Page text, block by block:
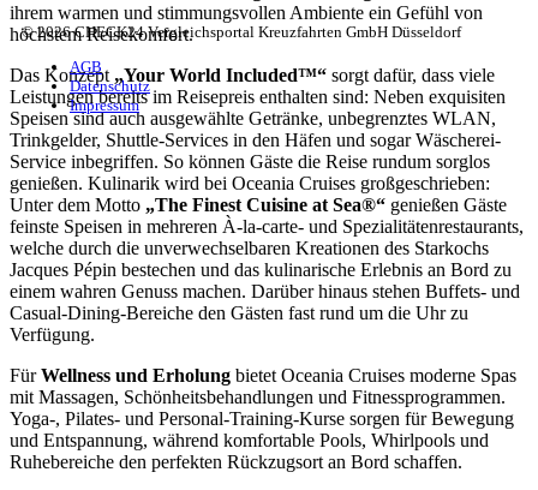
ihrem warmen und stimmungsvollen Ambiente ein Gefühl von
höchstem Reisekomfort.
Das Konzept „Your World Included™“ sorgt dafür, dass viele
Leistungen bereits im Reisepreis enthalten sind: Neben exquisiten
Speisen sind auch ausgewählte Getränke, unbegrenztes WLAN,
Trinkgelder, Shuttle-Services in den Häfen und sogar Wäscherei-
Service inbegriffen. So können Gäste die Reise rundum sorglos
genießen. Kulinarik wird bei Oceania Cruises großgeschrieben:
Unter dem Motto „The Finest Cuisine at Sea®“ genießen Gäste
feinste Speisen in mehreren À-la-carte- und Spezialitätenrestaurants,
welche durch die unverwechselbaren Kreationen des Starkochs
Jacques Pépin bestechen und das kulinarische Erlebnis an Bord zu
einem wahren Genuss machen. Darüber hinaus stehen Buffets- und
Casual-Dining-Bereiche den Gästen fast rund um die Uhr zu
Verfügung.
FürWellness und Erholung bietet Oceania Cruises moderne Spas
mit Massagen, Schönheitsbehandlungen und Fitnessprogrammen.
Yoga-, Pilates- und Personal-Training-Kurse sorgen für Bewegung
und Entspannung, während komfortable Pools, Whirlpools und
Ruhebereiche den perfekten Rückzugsort an Bord schaffen.
© 2026 CHECK24 Vergleichsportal Kreuzfahrten GmbH Düsseldorf
AGB
Datenschutz
Impressum